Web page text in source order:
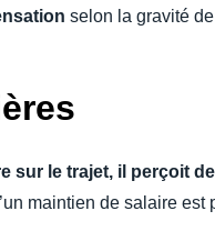
selon la gravité
sur le trajet, il perçoit
maintien de salaire